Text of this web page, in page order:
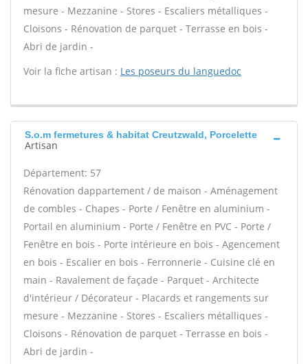
mesure - Mezzanine - Stores - Escaliers métalliques -
Cloisons - Rénovation de parquet - Terrasse en bois -
Abri de jardin -
Voir la fiche artisan : Les poseurs du languedoc
S.o.m fermetures & habitat Creutzwald, Porcelette
Artisan
Département: 57
Rénovation dappartement / de maison - Aménagement
de combles - Chapes - Porte / Fenêtre en aluminium -
Portail en aluminium - Porte / Fenêtre en PVC - Porte /
Fenêtre en bois - Porte intérieure en bois - Agencement
en bois - Escalier en bois - Ferronnerie - Cuisine clé en
main - Ravalement de façade - Parquet - Architecte
d'intérieur / Décorateur - Placards et rangements sur
mesure - Mezzanine - Stores - Escaliers métalliques -
Cloisons - Rénovation de parquet - Terrasse en bois -
Abri de jardin -